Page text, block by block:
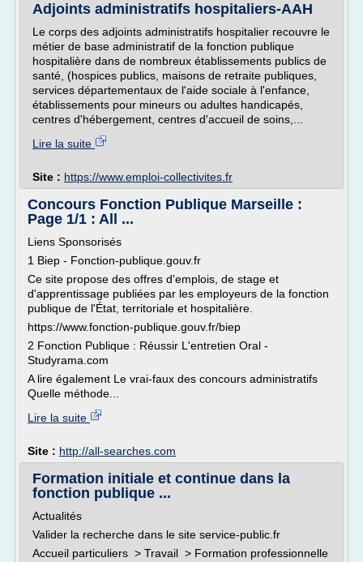
Adjoints administratifs hospitaliers-AAH
Le corps des adjoints administratifs hospitalier recouvre le
métier de base administratif de la fonction publique
hospitalière dans de nombreux établissements publics de
santé, (hospices publics, maisons de retraite publiques,
services départementaux de l'aide sociale à l'enfance,
établissements pour mineurs ou adultes handicapés,
centres d'hébergement, centres d'accueil de soins,...
Lire la suite
Site : https://www.emploi-collectivites.fr
Concours Fonction Publique Marseille :
Page 1/1 : All ...
Liens Sponsorisés
1 Biep - Fonction-publique.gouv.fr
Ce site propose des offres d'emplois, de stage et
d'apprentissage publiées par les employeurs de la fonction
publique de l'État, territoriale et hospitalière.
https://www.fonction-publique.gouv.fr/biep
2 Fonction Publique : Réussir L'entretien Oral -
Studyrama.com
A lire également Le vrai-faux des concours administratifs
Quelle méthode...
Lire la suite
Site : http://all-searches.com
Formation initiale et continue dans la
fonction publique ...
Actualités
Valider la recherche dans le site service-public.fr
Accueil particuliers > Travail > Formation professionnelle